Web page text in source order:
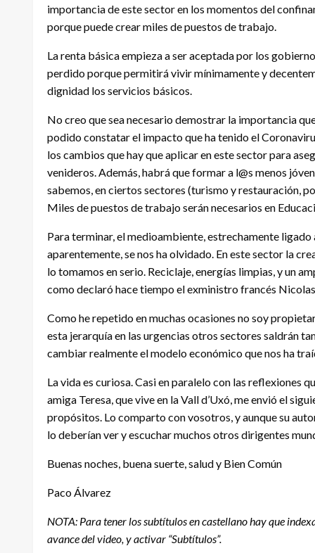
importancia de este sector en los momentos del
porque puede crear miles de puestos de trabajo.
La renta básica empieza a ser aceptada por los
perdido porque permitirá vivir mínimamente y
dignidad los servicios básicos.
No creo que sea necesario demostrar la importancia
podido constatar el impacto que ha tenido el
los cambios que hay que aplicar en este sector para
venideros. Además, habrá que formar a l@s menos
sabemos, en ciertos sectores (turismo y restauración,
Miles de puestos de trabajo serán necesarios en
Para terminar, el medioambiente, estrechamente
aparentemente, se nos ha olvidado. En este sector la
lo tomamos en serio. Reciclaje, energías limpias, y un
como declaró hace tiempo el exministro francés
Como he repetido en muchas ocasiones no soy
esta jerarquía en las urgencias otros sectores saldrán
cambiar realmente el modelo económico que nos ha
La vida es curiosa. Casi en paralelo con las reflexiones
amiga Teresa, que vive en la Vall d’Uxó, me envió el
propósitos. Lo comparto con vosotros, y aunque su
lo deberían ver y escuchar muchos otros dirigentes
Buenas noches, buena suerte, salud y Bien Común
Paco Álvarez
NOTA: Para tener los subtítulos en castellano hay que
avance del video, y activar “Subtítulos”.